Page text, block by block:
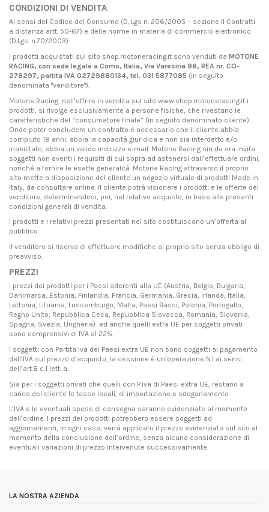
CONDIZIONI DI VENDITA
Ai sensi del Codice del Consumo (D. Lgs n. 206/2005 – sezione II Contratti
a distanza artt. 50-67) e delle norme in materia di commercio elettronico
(D.Lgs. n.70/2003)
I prodotti acquistati sul sito shop.motoneracing.it sono venduti da MOTONE
RACING, con sede legale a Como, Italia, Via Varesina 98, REA nr. CO-
278297, partita IVA 02729880134, tel. 031 5877085 (in seguito
denominata "venditore").
Motone Racing, nell’offrire in vendita sul sito www.shop.motoneracing.it i
prodotti, si rivolge esclusivamente a persone fisiche, che rivestano le
caratteristiche del “consumatore finale” (in seguito denominato cliente).
Onde poter concludere un contratto è necessario che il cliente abbia
compiuto 18 anni, abbia la capacità giuridica e non sia interdetto e/o
inabilitato, abbia un valido indirizzo e-mail. Motone Racing sin da ora invita
soggetti non aventi i requisiti di cui sopra ad astenersi dall’effettuare ordini,
nonché a fornire le esatte generalità. Motone Racing attraverso il proprio
sito mette a disposizione del cliente un negozio virtuale di prodotti Made in
Italy, da consultare online. Il cliente potrà visionare i prodotti e le offerte del
venditore, determinandosi, poi, nel relativo acquisto, in base alle presenti
condizioni generali di vendita.
I prodotti e i relativi prezzi presentati nel sito costituiscono un’offerta al
pubblico.
Il venditore si riserva di effettuare modifiche al proprio sito senza obbligo di
preavviso.
PREZZI
I prezzi dei prodotti per i Paesi aderenti alla UE (Austria, Belgio, Bulgaria,
Danimarca, Estonia, Finlandia, Francia, Germania, Grecia, Irlanda, Italia,
Lettonia, Lituania, Lussemburgo, Malta, Paesi Bassi, Polonia, Portogallo,
Regno Unito, Repubblica Ceca, Repubblica Slovacca, Romania, Slovenia,
Spagna, Svezia, Ungheria) ed anche quelli extra UE per soggetti privati
sono comprensivi di IVA al 22%.
I soggetti con Partita Iva dei Paesi extra UE non sono soggetti al pagamento
dell’IVA sul prezzo d’acquisto, la cessione è un’operazione N.I ai sensi
dell’art.8 c.1 lett. a.
Sia per i soggetti privati che quelli con P.iva di Paesi extra UE, restano a
carico del cliente le tasse locali, di importazione e sdoganamento.
L’IVA e le eventuali spese di consegna saranno evidenziate al momento
dell’ordine. I prezzi dei prodotti potrebbero essere soggetti ad
aggiornamenti, in ogni caso, verrà applicato il prezzo evidenziato sul sito al
momento della conclusione dell’ordine, senza alcuna considerazione di
eventuali variazioni di prezzo intervenute successivamente.
LA NOSTRA AZIENDA